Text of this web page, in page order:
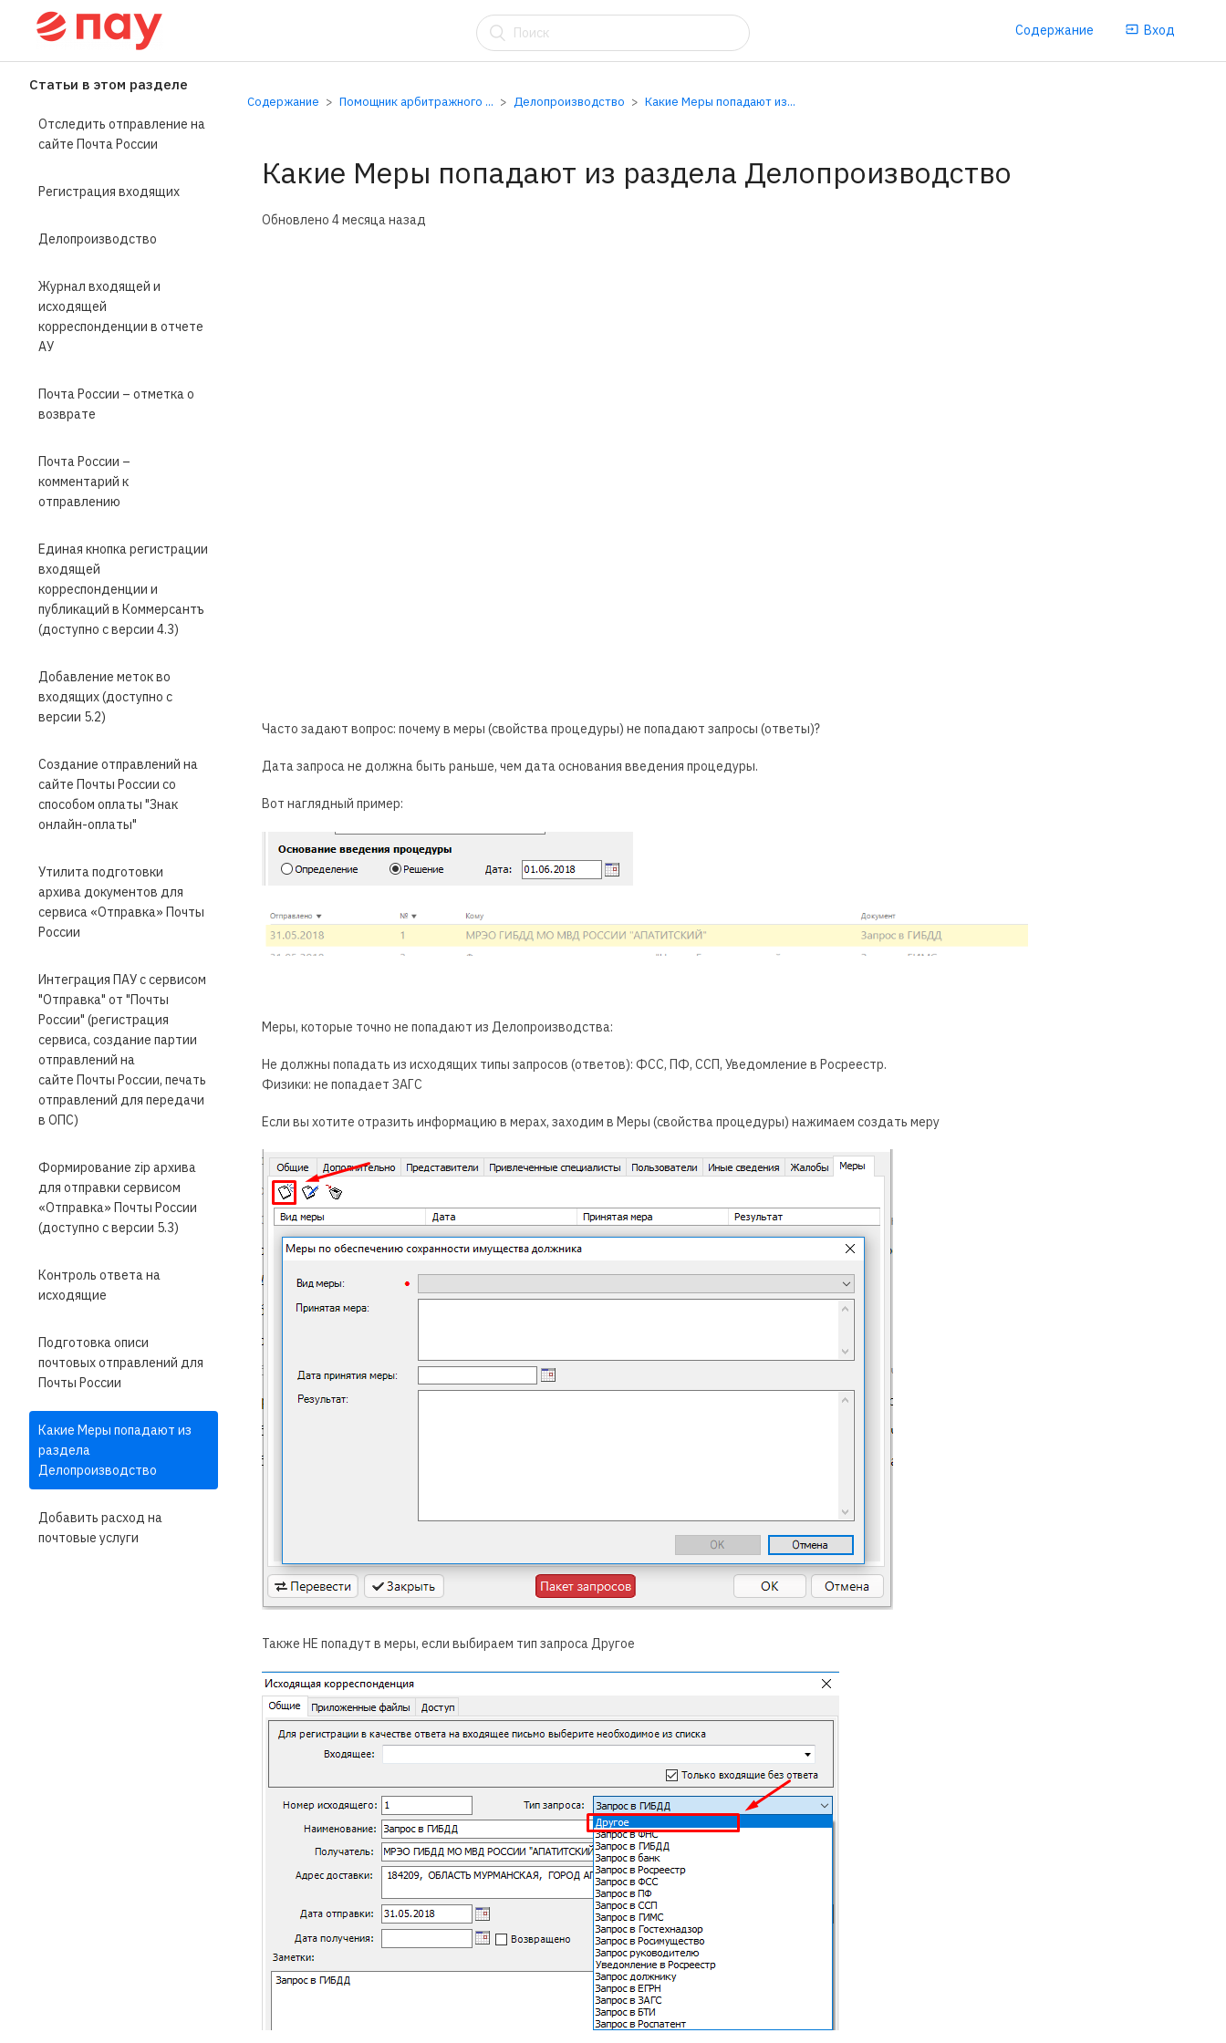
Содержание Вход
Статьи в этом разделе
Отследить отправление на
сайте Почта России
Регистрация входящих
Делопроизводство
Журнал входящей и
исходящей
корреспонденции в отчете
АУ
Почта России – отметка о
возврате
Почта России –
комментарий к
отправлению
Единая кнопка регистрации
входящей
корреспонденции и
публикаций в Коммерсантъ
(доступно с версии 4.3)
Добавление меток во
входящих (доступно с
версии 5.2)
Создание отправлений на
сайте Почты России со
способом оплаты "Знак
онлайн-оплаты"
Утилита подготовки
архива документов для
сервиса «Отправка» Почты
России
Интеграция ПАУ с сервисом
"Отправка" от "Почты
России" (регистрация
сервиса, создание партии
отправлений на
сайте Почты России, печать
отправлений для передачи
в ОПС)
Формирование zip архива
для отправки сервисом
«Отправка» Почты России
(доступно с версии 5.3)
Контроль ответа на
исходящие
Подготовка описи
почтовых отправлений для
Почты России
Какие Меры попадают из
раздела
Делопроизводство
Добавить расход на
почтовые услуги
Содержание Помощник арбитражного ... Делопроизводство Какие Меры попадают из...
Какие Меры попадают из раздела Делопроизводство
Обновлено 4 месяца назад
Часто задают вопрос: почему в меры (свойства процедуры) не попадают запросы (ответы)?
Дата запроса не должна быть раньше, чем дата основания введения процедуры.
Вот наглядный пример:
Меры, которые точно не попадают из Делопроизводства:
Не должны попадать из исходящих типы запросов (ответов): ФСС, ПФ, ССП, Уведомление в Росреестр.
Физики: не попадает ЗАГС
Если вы хотите отразить информацию в мерах, заходим в Меры (свойства процедуры) нажимаем создать меру
Также НЕ попадут в меры, если выбираем тип запроса Другое